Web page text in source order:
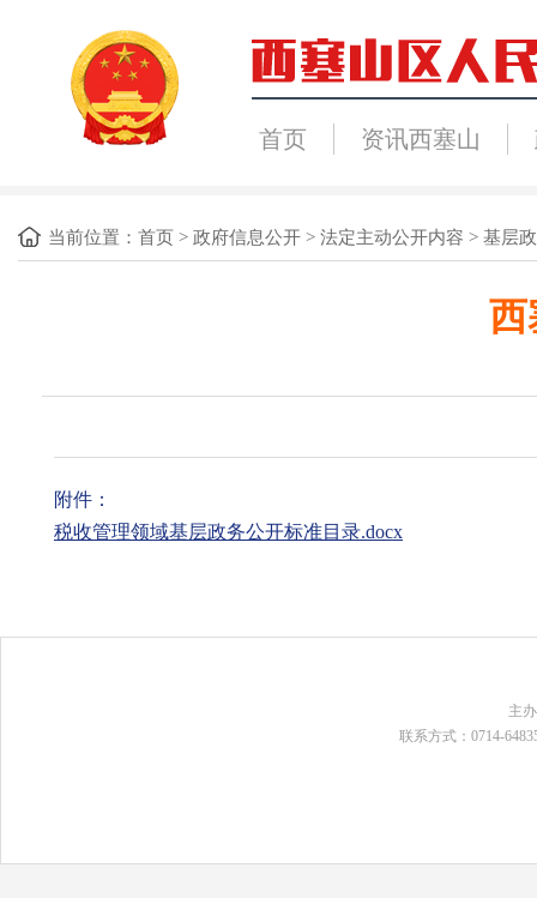
首页 资讯西塞山
当前位置： 首页 > 政府信息公开 > 法定主动公开内容 > 基层
西
附件：
税收管理领域基层政务公开标准目录.docx
主
联系方式：0714-